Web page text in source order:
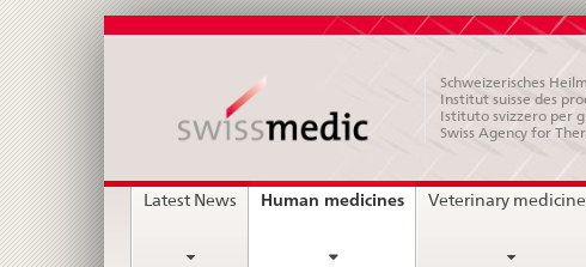
Schweizerisches
Institut suisse des
Istituto svizzero per
Swiss Agency for
MainLatest News Human medicinescurrent
Veterinary